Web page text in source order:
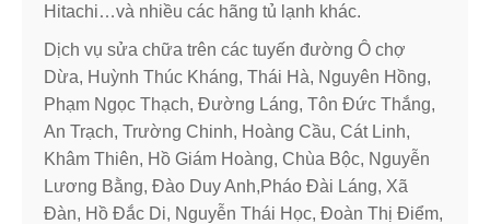
Hitachi…và nhiều các hãng tủ lạnh khác.
Dịch vụ sửa chữa trên các tuyến đường Ô chợ
Dừa, Huỳnh Thúc Kháng, Thái Hà, Nguyên Hồng,
Phạm Ngọc Thạch, Đường Láng, Tôn Đức Thắng,
An Trạch, Trường Chinh, Hoàng Cầu, Cát Linh,
Khâm Thiên, Hồ Giám Hoàng, Chùa Bộc, Nguyễn
Lương Bằng, Đào Duy Anh,Pháo Đài Láng, Xã
Đàn, Hồ Đắc Di, Nguyễn Thái Học, Đoàn Thị Điểm,